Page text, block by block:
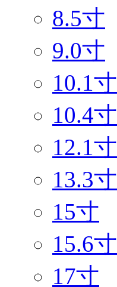
8.5寸
9.0寸
10.1寸
10.4寸
12.1寸
13.3寸
15寸
15.6寸
17寸